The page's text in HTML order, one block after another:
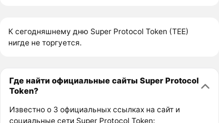
К сегодняшнему дню Super Protocol Token (TEE)
нигде не торгуется.
Где найти официальные сайты Super Protocol
Token?
Известно о 3 официальных ссылках на сайт и
социальные сети Super Protocol Token: